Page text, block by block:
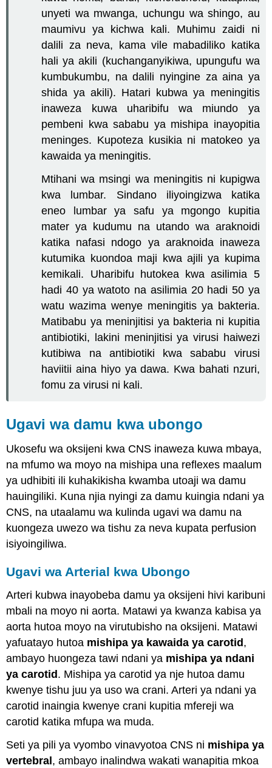
unyeti wa mwanga, uchungu wa shingo, au
maumivu ya kichwa kali. Muhimu zaidi ni
dalili za neva, kama vile mabadiliko katika
hali ya akili (kuchanganyikiwa, upungufu wa
kumbukumbu, na dalili nyingine za aina ya
shida ya akili). Hatari kubwa ya meningitis
inaweza kuwa uharibifu wa miundo ya
pembeni kwa sababu ya mishipa inayopitia
meninges. Kupoteza kusikia ni matokeo ya
kawaida ya meningitis.
Mtihani wa msingi wa meningitis ni kupigwa
kwa lumbar. Sindano iliyoingizwa katika
eneo lumbar ya safu ya mgongo kupitia
mater ya kudumu na utando wa araknoidi
katika nafasi ndogo ya araknoida inaweza
kutumika kuondoa maji kwa ajili ya kupima
kemikali. Uharibifu hutokea kwa asilimia 5
hadi 40 ya watoto na asilimia 20 hadi 50 ya
watu wazima wenye meningitis ya bakteria.
Matibabu ya meninjitisi ya bakteria ni kupitia
antibiotiki, lakini meninjitisi ya virusi haiwezi
kutibiwa na antibiotiki kwa sababu virusi
haviitii aina hiyo ya dawa. Kwa bahati nzuri,
fomu za virusi ni kali.
Ugavi wa damu kwa ubongo
Ukosefu wa oksijeni kwa CNS inaweza kuwa mbaya,
na mfumo wa moyo na mishipa una reflexes maalum
ya udhibiti ili kuhakikisha kwamba utoaji wa damu
hauingiliki. Kuna njia nyingi za damu kuingia ndani ya
CNS, na utaalamu wa kulinda ugavi wa damu na
kuongeza uwezo wa tishu za neva kupata perfusion
isiyoingiliwa.
Ugavi wa Arterial kwa Ubongo
Arteri kubwa inayobeba damu ya oksijeni hivi karibuni
mbali na moyo ni aorta. Matawi ya kwanza kabisa ya
aorta hutoa moyo na virutubisho na oksijeni. Matawi
yafuatayo hutoa mishipa ya kawaida ya carotid,
ambayo huongeza tawi ndani ya mishipa ya ndani
ya carotid. Mishipa ya carotid ya nje hutoa damu
kwenye tishu juu ya uso wa crani. Arteri ya ndani ya
carotid inaingia kwenye crani kupitia mfereji wa
carotid katika mfupa wa muda.
Seti ya pili ya vyombo vinavyotoa CNS ni mishipa ya
vertebral , ambayo inalindwa wakati wanapitia mkoa